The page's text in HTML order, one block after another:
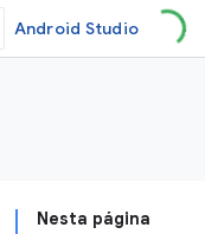
Android Studio
Nesta página